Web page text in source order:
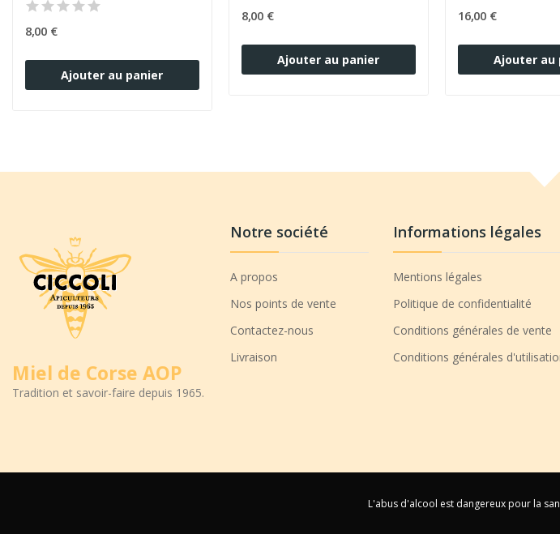
8,00 €
Ajouter au panier
8,00 €
Ajouter au panier
16,00 €
Ajouter au
Miel de Corse AOP
Tradition et savoir-faire depuis 1965.
Notre société
A propos
Nos points de vente
Contactez-nous
Livraison
Informations légales
Mentions légales
Politique de confidentialité
Conditions générales de vente
Conditions générales
L'abus d'alcool est dangereux pour la